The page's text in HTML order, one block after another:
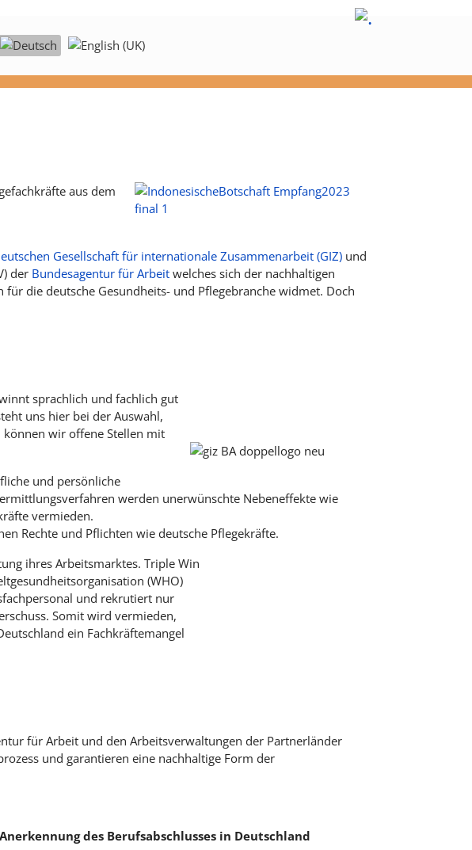
Sprache auswählen
aus dem
Gesellschaft für internationale Zusammenarbeit (GIZ)und
der Bundesagentur für Arbeitwelches sich der nachhaltigen
die deutsche Gesundheits- und Pflegebranche widmet. Doch
sprachlich und fachlich gut
uns hier bei der Auswahl,
wir offene Stellen mit
und persönliche
werden unerwünschte Nebeneffekte wie
vermieden.
Rechte und Pflichten wie deutsche Pflegekräfte.
ihres Arbeitsmarktes. Triple Win
(WHO)
und rekrutiert nur
Somit wird vermieden,
ein Fachkräftemangel
für Arbeit und den Arbeitsverwaltungen der Partnerländer
und garantieren eine nachhaltige Form der
des Berufsabschlusses in Deutschland